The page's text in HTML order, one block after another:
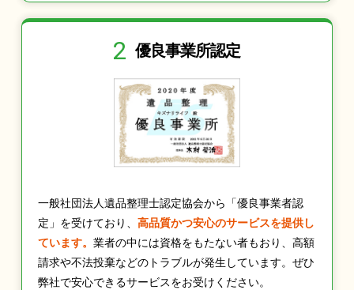
2 優良事業所認定
一般社団法人遺品整理士認定協会から「優良事業者認
定」を受けており、 高品質かつ安心のサービスを提供し
ています。 業者の中には資格をもたない者もおり、高額
請求や不法投棄などのトラブルが発生しています。ぜひ
弊社で安心できるサービスをお受けください。